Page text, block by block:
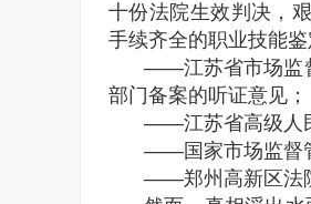
十份法院生效判决，
手续齐全的职业技能鉴
——江苏省市场监
部门备案的听证意见；
——江苏省高级人
——国家市场监督
——郑州高新区法